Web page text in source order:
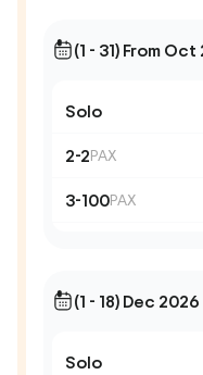
(1 - 31) From
Solo
2-2PAX
3-100PAX
(1 - 18) Dec
Solo